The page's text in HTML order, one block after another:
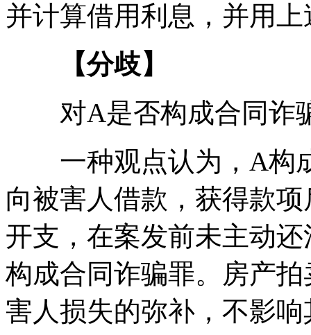
并计算借用利息，并用
【分歧】
对A是否构成合同诈
一种观点认为，A构
向被害人借款，获得款
开支，在案发前未主动
构成合同诈骗罪。房产
害人损失的弥补，不影